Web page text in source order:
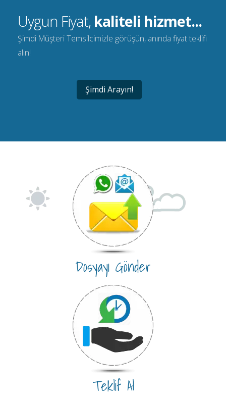
Uygun Fiyat, kaliteli hizmet...
Şimdi Müşteri Temsilcimizle görüşün, anında fiyat teklifi
alın!
Şimdi Arayın!
Dosyayı Gönder
Teklif Al